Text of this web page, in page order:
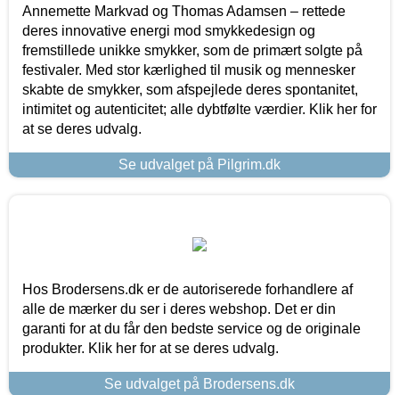
Annemette Markvad og Thomas Adamsen – rettede
deres innovative energi mod smykkedesign og
fremstillede unikke smykker, som de primært solgte på
festivaler. Med stor kærlighed til musik og mennesker
skabte de smykker, som afspejlede deres spontanitet,
intimitet og autenticitet; alle dybtfølte værdier. Klik her for
at se deres udvalg.
Se udvalget på Pilgrim.dk
Hos Brodersens.dk er de autoriserede forhandlere af
alle de mærker du ser i deres webshop. Det er din
garanti for at du får den bedste service og de originale
produkter. Klik her for at se deres udvalg.
Se udvalget på Brodersens.dk